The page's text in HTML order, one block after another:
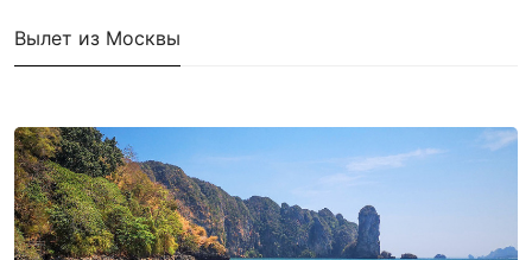
Вылет из Москвы